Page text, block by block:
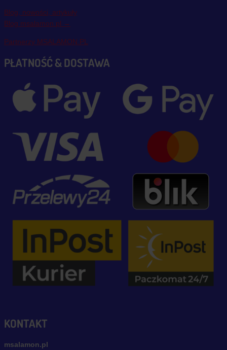
Blog, nowości, artykuły
Blog msalamon.pl →
Partnerzy MSALAMON.PL
PŁATNOŚĆ & DOSTAWA
KONTAKT
msalamon.pl